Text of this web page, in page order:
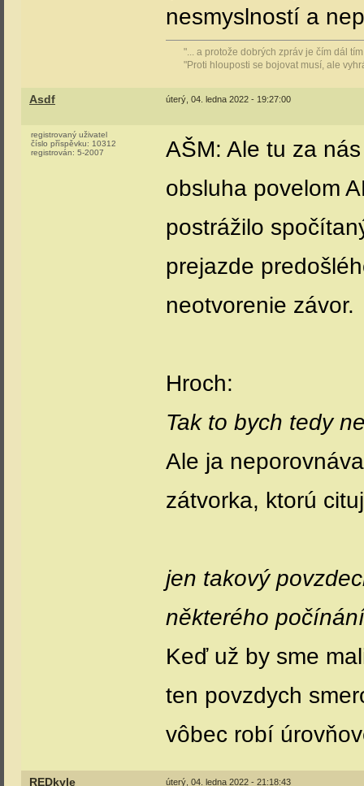
nesmyslností a
"... a protože dobrých zpráv je čím dál
"Proti hlouposti se bojovat musí, ale
Asdf úterý, 04. ledna 2022 - 19:27:00
registrovaný uživatel
číslo příspěvku: 10312
registrován: 5-2007
AŠM: Ale tu za
obsluha povelom
postrážilo
prejazde
neotvorenie závor.
Hroch:
Tak to bych tedy
Ale ja
zátvorka, ktorú
jen takový
některého počínání
Keď už by sme
ten povzdych
vôbec robí
REDkyle úterý, 04. ledna 2022 - 21:18:43